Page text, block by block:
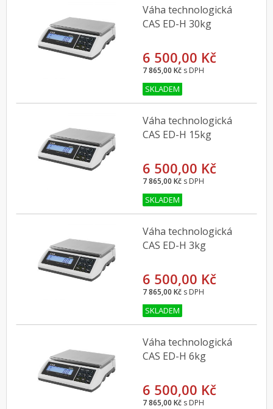
Váha technologická
CAS ED-H 30kg
6 500,00 Kč
7 865,00 Kč s DPH
SKLADEM
Váha technologická
CAS ED-H 15kg
6 500,00 Kč
7 865,00 Kč s DPH
SKLADEM
Váha technologická
CAS ED-H 3kg
6 500,00 Kč
7 865,00 Kč s DPH
SKLADEM
Váha technologická
CAS ED-H 6kg
6 500,00 Kč
7 865,00 Kč s DPH